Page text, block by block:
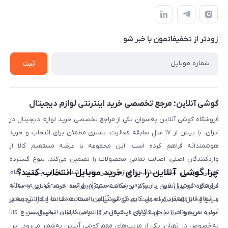
حساب کاربری
حریم خصوصی
بلاگ
نحوه خرید از گوشی آنلاین
شرایط ضمانت هفت روزه
روش ارسال کالا در گوشی آنلاین
روش بازگردانی کالا
زودتر از تخفیفاتمون با خبر شو
ثبت
گوشی آنلاین؛ مرجع تخصصی خرید اینترنتی لوازم دیجیتال
فروشگاه گوشی آنلاین به‌عنوان یکی از مراجع تخصصی خرید لوازم دیجیتال در
ایران، با بیش از ۱۷ سال سابقه فعالیت، بستری مطمئن برای انتخاب و خرید
هوشمندانه فراهم کرده است. این مجموعه با عرضه مستقیم کالا از
واردکنندگان اصلی، اصالت تمامی محصولات را تضمین می‌کند. تنوع گسترده
گوشی موبایل، تبلت، لپ‌تاپ و لوازم جانبی باعث شده کاربران بتوانند تمام
نیازهای دیجیتال خود را از یک فروشگاه معتبر تأمین کنند. قیمت‌گذاری منصفانه
و شفاف از مهم‌ترین اصول کاری گوشی آنلاین است. هدف ما ایجاد تجربه‌ای
آسان، سریع و امن در خرید کالای دیجیتال برای تمامی کاربران ایرانی است.
چرا گوشی آنلاین را برای خرید موبایل انتخاب کنید؟
فروشگاه گوشی آنلاین با تمرکز بر رضایت مشتری، فرآیند خرید موبایل را ساده،
سریع و قابل اعتماد کرده است. تمامی گوشی‌ها با ضمانت اصالت و گارانتی معتبر
عرضه می‌شوند تا خیال کاربران از کیفیت کالا راحت باشد. تحویل سریع کالا
به‌خصوص در تهران، یکی از مزیت‌های مهم گوشی آنلاین به‌شمار می‌رود. این